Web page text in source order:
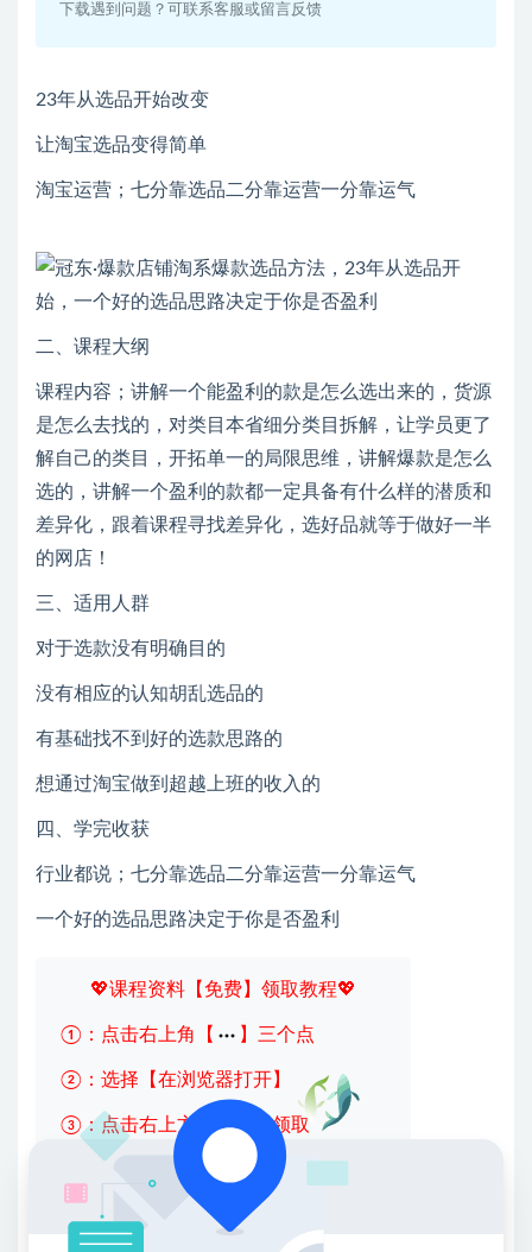
下载遇到问题？可联系客服或留言反馈
23年从选品开始改变
让淘宝选品变得简单
淘宝运营；七分靠选品二分靠运营一分靠运气
二、课程大纲
课程内容；讲解一个能盈利的款是怎么选出来的，货源
是怎么去找的，对类目本省细分类目拆解，让学员更了
解自己的类目，开拓单一的局限思维，讲解爆款是怎么
选的，讲解一个盈利的款都一定具备有什么样的潜质和
差异化，跟着课程寻找差异化，选好品就等于做好一半
的网店！
三、适用人群
对于选款没有明确目的
没有相应的认知胡乱选品的
有基础找不到好的选款思路的
想通过淘宝做到超越上班的收入的
四、学完收获
行业都说；七分靠选品二分靠运营一分靠运气
一个好的选品思路决定于你是否盈利
💖课程资料【免费】领取教程💖
①：点击右上角【 】三个点
②：选择【在浏览器打开】
③：点击右上方【登录】领取
限时活动：注册新用户赠送VIP